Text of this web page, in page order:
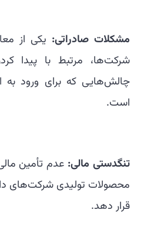
مشکلات صادراتی: یکی از
شرکت‌ها، مرتبط با پیدا
چالش‌هایی که برای ورود به
است.
تنگدستی مالی: عدم تأمین
محصولات تولیدی شرکت‌های
قرار دهد.